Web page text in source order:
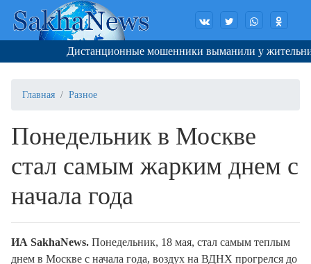
Дистанционные мошенники выманили у
Главная Разное
Понедельник в Москве
стал самым жарким днем с
начала года
ИА SakhaNews. Понедельник, 18 мая, стал самым теплым
днем в Москве с начала года, воздух на ВДНХ прогрелся до